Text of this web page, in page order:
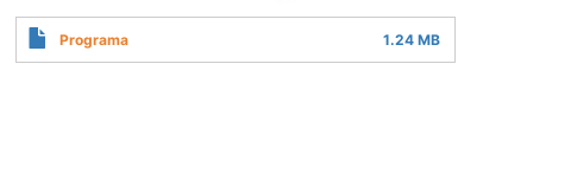
Programa 1.24 MB